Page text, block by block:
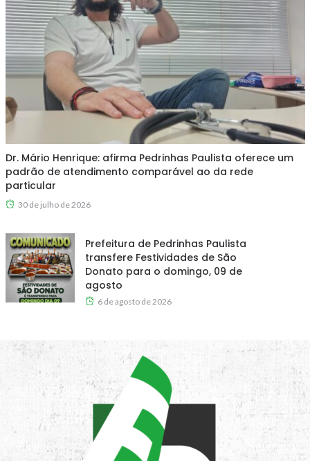
Dr. Mário Henrique: afirma Pedrinhas Paulista oferece um
padrão de atendimento comparável ao da rede
particular
30 de julho de 2026
Prefeitura de Pedrinhas Paulista
transfere Festividades de São
Donato para o domingo, 09 de
agosto
6 de agosto de 2026